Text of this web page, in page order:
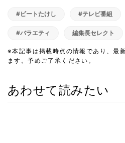
#ビートたけし #テレビ番組
#バラエティ 編集長セレクト
※本記事は掲載時点の情報であり、最
ます。予めご了承ください。
あわせて読みたい